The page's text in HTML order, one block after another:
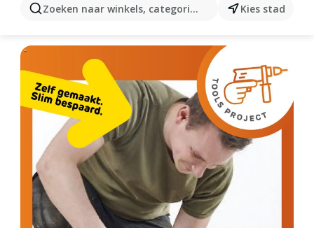
Zoeken naar winkels, categorieën, producten...
Kies stad